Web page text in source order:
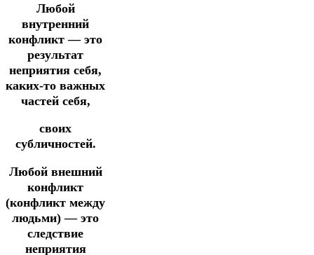
Любой
внутренний
конфликт — это
результат
неприятия себя,
каких-то важных
частей себя,
своих
субличностей.
Любой внешний
конфликт
(конфликт между
людьми) — это
следствие
неприятия